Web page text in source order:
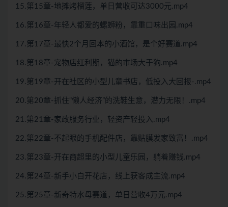
15.第15章-地摊烤榴莲，单日营收可达3000元.mp4
16.第16章-年轻人都爱的螺蛳粉，靠重口味出园.mp4
17.第17章-最快2个月回本的小酒馆，是个好赛道.mp4
18.第18章-宠物店红利期，猫的市场大于狗.mp4
19.第19章-开在社区的小型儿童书店，低投入大回报-.mp4
20.第20章-抓住“懒人经济”的洗鞋生意，潜力无限！.mp4
21.第21章-家政服务行业，轻资产轻投入.mp4
22.第22章-不起眼的手机配件店，靠贴膜发家致富！.mp4
23.第23章-开在商超里的小型儿童乐园，躺着赚钱.mp4
24.第24章-新手小白开花店，线上获客成主流.mp4
25.第25章-新奇特水母赛道，单日营收4万元.mp4